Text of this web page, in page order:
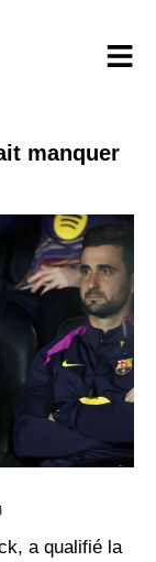
manquer
a qualifié la